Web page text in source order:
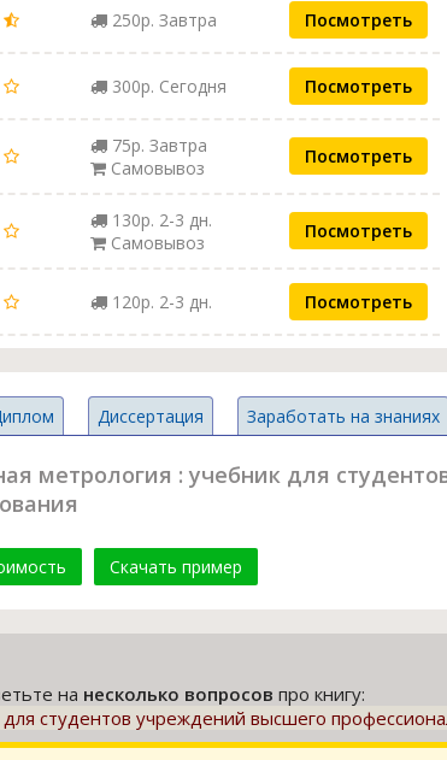
250р. Завтра Посмотреть
300р. Сегодня Посмотреть
75р. Завтра
Самовывоз
Посмотреть
130р. 2-3 дн.
Самовывоз
Посмотреть
120р. 2-3 дн. Посмотреть
Диссертация Заработать на знаниях
метрология : учебник для
Скачать пример
на несколько вопросов про книгу:
студентов учреждений высшего